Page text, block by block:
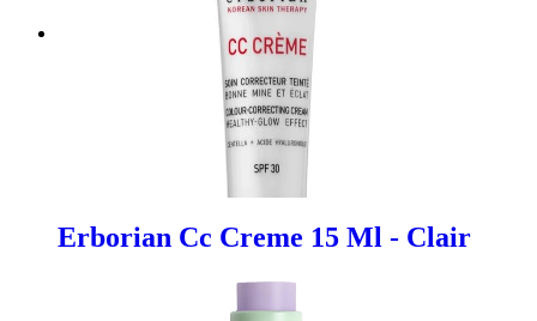
Erborian Cc Creme 15 Ml - Clair